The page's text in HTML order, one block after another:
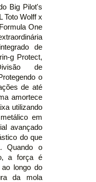
Big Pilot's
Toto Wolff x
One
de
g Protect,
de
o
de até
amortece
utilizando
em
avançado
do que
Quando o
a força é
ao longo do
da mola